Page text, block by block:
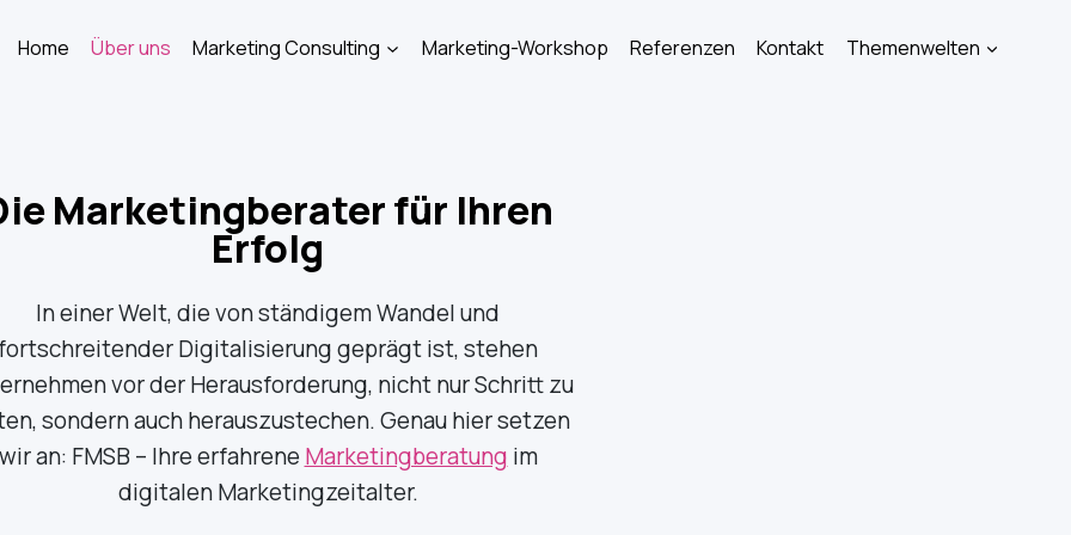
Home Über uns Marketing Consulting Marketing-Workshop Referenzen Kontakt Themenwelten
Marketingberater für Ihren
Erfolg
In einer Welt, die von ständigem Wandel und
Digitalisierung geprägt ist, stehen
vor der Herausforderung, nicht nur Schritt zu
sondern auch herauszustechen. Genau hier setzen
wir an: FMSB – Ihre erfahrene Marketingberatung im
digitalen Marketingzeitalter.